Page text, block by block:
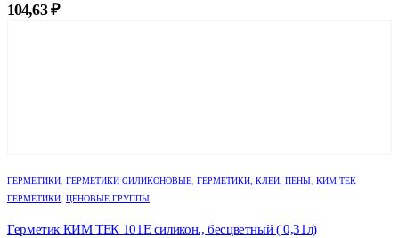
104,63₽
ГЕРМЕТИКИ, ГЕРМЕТИКИ СИЛИКОНОВЫЕ, ГЕРМЕТИКИ, КЛЕИ, ПЕНЫ, КИМ ТЕК
ГЕРМЕТИКИ, ЦЕНОВЫЕ ГРУППЫ
Герметик КИМ ТЕК 101Е силикон., бесцветный ( 0,31л)